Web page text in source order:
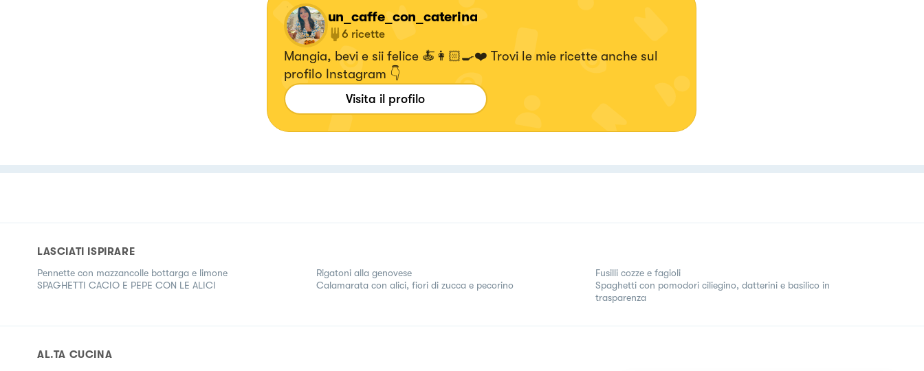
un_caffe_con_caterina
6 ricette
Mangia, bevi e sii felice 🍝👩🏻‍🍳❤️ Trovi le mie ricette anche sul
profilo Instagram 👇
Visita il profilo
LASCIATI ISPIRARE
Pennette con mazzancolle bottarga e limone
SPAGHETTI CACIO E PEPE CON LE ALICI
Rigatoni alla genovese
Calamarata con alici, fiori di zucca e pecorino
Fusilli cozze e fagioli
Spaghetti con pomodori ciliegino, datterini e basilico in
trasparenza
AL.TA CUCINA